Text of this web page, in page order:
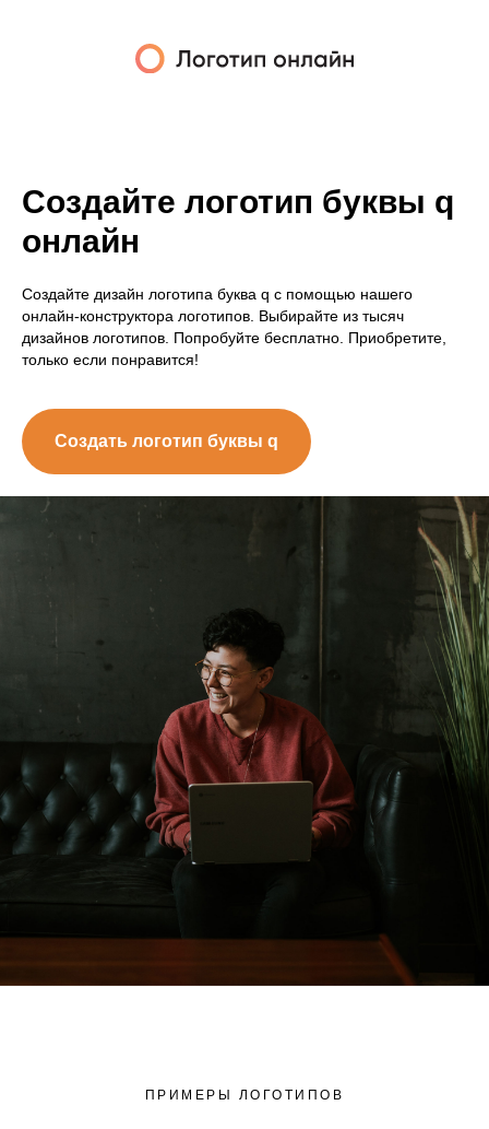
Создайте логотип буквы q
онлайн
Создайте дизайн логотипа буква q с помощью нашего
онлайн-конструктора логотипов. Выбирайте из тысяч
дизайнов логотипов. Попробуйте бесплатно. Приобретите,
только если понравится!
Создать логотип буквы q
ПРИМЕРЫ ЛОГОТИПОВ